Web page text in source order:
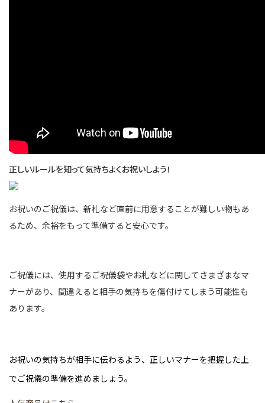
正しいルールを知って気持ちよくお祝いしよう！
お祝いのご祝儀は、新札など直前に用意することが難しい物もあ
るため、余裕をもって準備すると安心です。
ご祝儀には、使用するご祝儀袋やお札などに関してさまざまなマ
ナーがあり、間違えると相手の気持ちを傷付けてしまう可能性も
あります。
お祝いの気持ちが相手に伝わるよう、正しいマナーを把握した上
でご祝儀の準備を進めましょう。